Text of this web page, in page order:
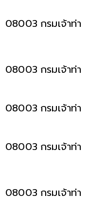
08003 กรมเจ้าท่า
08003 กรมเจ้าท่า
08003 กรมเจ้าท่า
08003 กรมเจ้าท่า
08003 กรมเจ้าท่า